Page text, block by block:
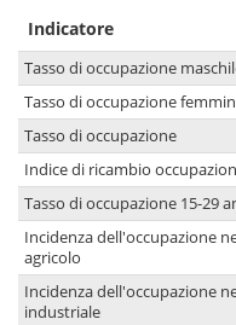
Indicatore
Tasso di occupazione
Tasso di occupazione
Tasso di occupazione
Indice di ricambio
Tasso di occupazione 15-29
Incidenza dell'occupazione
agricolo
Incidenza dell'occupazione
industriale